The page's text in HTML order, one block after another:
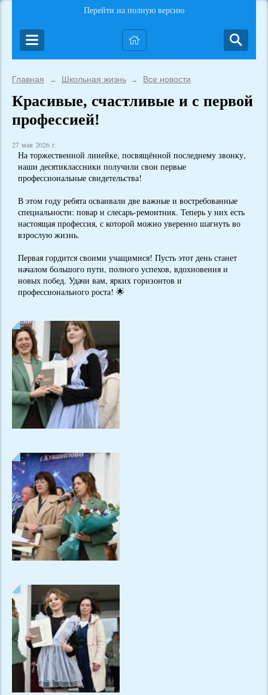
Перейти на полную версию
Главная → Школьная жизнь → Все новости
Красивые, счастливые и с первой
профессией!
27 мая 2026 г.
На торжественной линейке, посвящённой последнему звонку,
наши десятиклассники получили свои первые
профессиональные свидетельства!
В этом году ребята осваивали две важные и востребованные
специальности: повар и слесарь-ремонтник. Теперь у них есть
настоящая профессия, с которой можно уверенно шагнуть во
взрослую жизнь.
Первая гордится своими учащимися! Пусть этот день станет
началом большого пути, полного успехов, вдохновения и
новых побед. Удачи вам, ярких горизонтов и
профессионального роста! 🌟